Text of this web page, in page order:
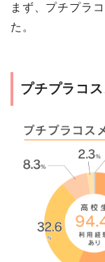
まず、プチプラ
た。
プチプラコ